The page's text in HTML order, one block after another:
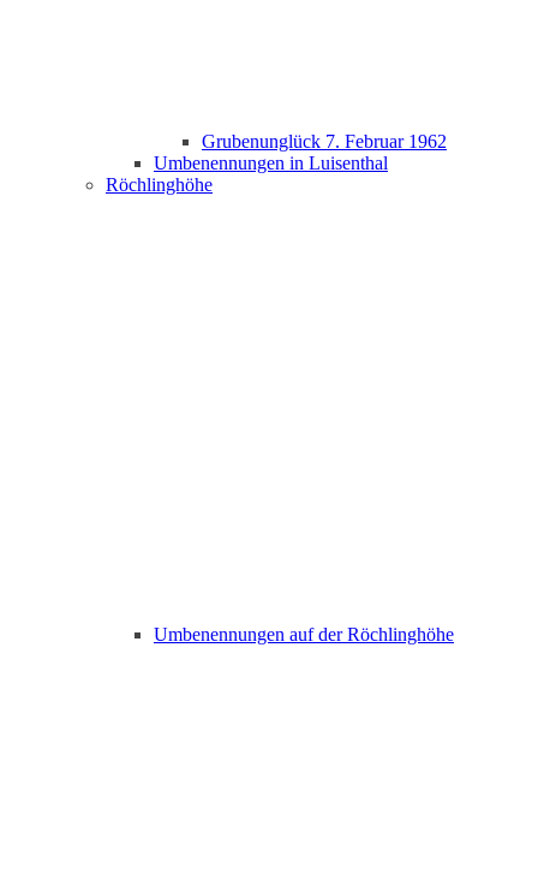
Grubenunglück 7. Februar 1962
Umbenennungen in Luisenthal
Röchlinghöhe
Umbenennungen auf der Röchlinghöhe